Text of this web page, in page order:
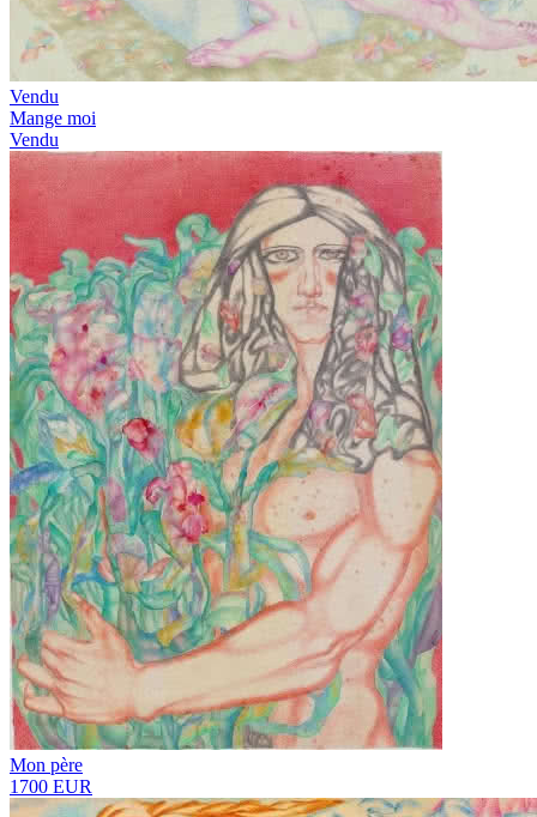
Vendu
Mange moi
Vendu
Mon père
1700 EUR